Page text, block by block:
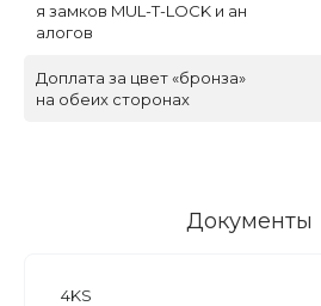
я замков MUL-T-LOCK и ан
алогов
Доплата за цвет «бронза»
на обеих сторонах
Документы
4KS